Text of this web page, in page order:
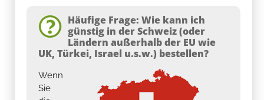
Häufige Frage: Wie kann ich
günstig in der Schweiz (oder
Ländern außerhalb der EU wie
UK, Türkei, Israel u.s.w.) bestellen?
Wenn
Sie